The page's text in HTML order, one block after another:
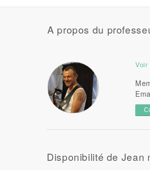
A propos du
Disponibilité de Jean